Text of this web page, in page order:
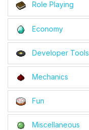
Role Playing
Economy
Developer Tools
Mechanics
Fun
Miscellaneous